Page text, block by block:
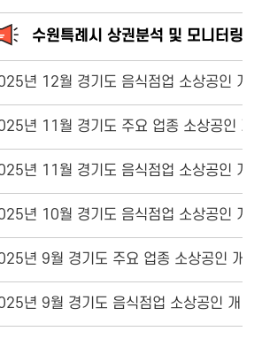
수원특례시 상권분석 및 모니터
년 12월 경기도 음식점업 소상공인 개
년 11월 경기도 주요 업종 소상공인
년 11월 경기도 음식점업 소상공인 개
년 10월 경기도 음식점업 소상공인 개
년 9월 경기도 주요 업종 소상공인 개·
년 9월 경기도 음식점업 소상공인 개·